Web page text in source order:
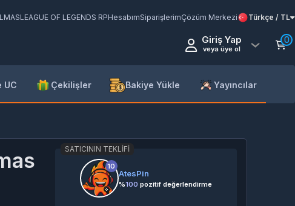
LEAGUE OF LEGENDS RPHesabımSiparişlerimÇözüm Merkezi Türkçe / TL
Giriş Yap
veya üye ol
0
UC Çekilişler Bakiye Yükle Yayıncılar
SATICININ TEKLIFI
10
AtesPin
%100 pozitif değerlendirme